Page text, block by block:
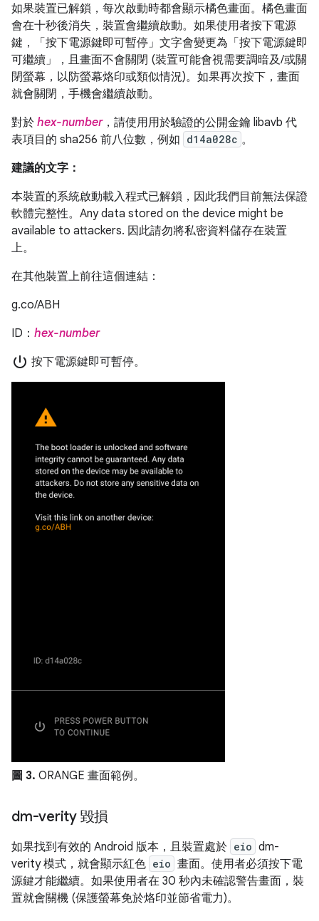
如果裝置已解鎖，每次啟動時都會顯示橘色畫面。橘色畫面
會在十秒後消失，裝置會繼續啟動。如果使用者按下電源
鍵，「按下電源鍵即可暫停」文字會變更為「按下電源鍵即
可繼續」，且畫面不會關閉 (裝置可能會視需要調暗及/或關
閉螢幕，以防螢幕烙印或類似情況)。如果再次按下，畫面
就會關閉，手機會繼續啟動。
對於 hex-number，請使用用於驗證的公開金鑰 libavb 代
表項目的 sha256 前八位數，例如 d14a028c 。
建議的文字：
本裝置的系統啟動載入程式已解鎖，因此我們目前無法保證
軟體完整性。Any data stored on the device might be
available to attackers. 因此請勿將私密資料儲存在裝置
上。
在其他裝置上前往這個連結：
g.co/ABH
ID： hex-number
power_settings_new 按下電源鍵即可暫停。
圖 3. ORANGE 畫面範例。
dm-verity 毀損
如果找到有效的 Android 版本，且裝置處於 eio dm-
verity 模式，就會顯示紅色 eio 畫面。使用者必須按下電
源鍵才能繼續。如果使用者在 30 秒內未確認警告畫面，裝
置就會關機 (保護螢幕免於烙印並節省電力)。